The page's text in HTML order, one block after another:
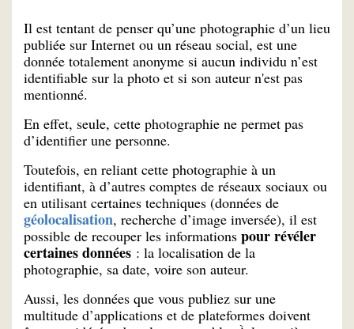
Il est tentant de penser qu’une photographie d’un lieu
publiée sur Internet ou un réseau social, est une
donnée totalement anonyme si aucun individu n’est
identifiable sur la photo et si son auteur n'est pas
mentionné.
En effet, seule, cette photographie ne permet pas
d’identifier une personne.
Toutefois, en reliant cette photographie à un
identifiant, à d’autres comptes de réseaux sociaux ou
en utilisant certaines techniques (données de
géolocalisation, recherche d’image inversée), il est
possible de recouper les informations pour révéler
certaines données : la localisation de la
photographie, sa date, voire son auteur.
Aussi, les données que vous publiez sur une
multitude d’applications et de plateformes doivent